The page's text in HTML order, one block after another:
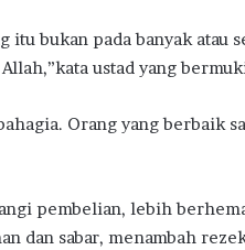
itu bukan pada banyak
ustad yang
Orang yang berbaik
pembelian, lebih
dan sabar, menambah